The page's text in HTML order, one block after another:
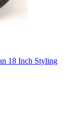
18 Inch Styling